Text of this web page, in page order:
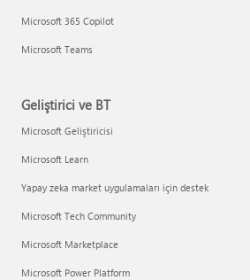
Microsoft 365 Copilot
Microsoft Teams
Geliştirici ve BT
Microsoft Geliştiricisi
Microsoft Learn
Yapay zeka market uygulamaları için destek
Microsoft Tech Community
Microsoft Marketplace
Microsoft Power Platform